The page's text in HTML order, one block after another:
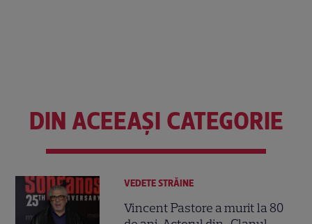
DIN ACEEAȘI CATEGORIE
VEDETE STRĂINE
Vincent Pastore a murit la 80